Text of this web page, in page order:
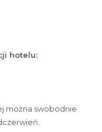
hotelu:
można swobodnie